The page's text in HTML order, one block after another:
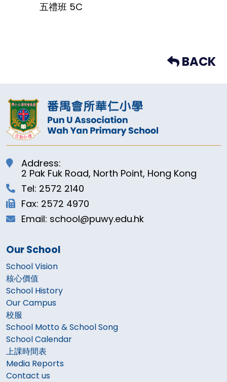
五禮班 5C
BACK
Address:
2 Pak Fuk Road, North Point, Hong Kong
Tel: 2572 2140
Fax: 2572 4970
Email: school@puwy.edu.hk
Our School
School Vision
核心價值
School History
Our Campus
校服
School Motto & School Song
School Calendar
上課時間表
Media Reports
Contact us